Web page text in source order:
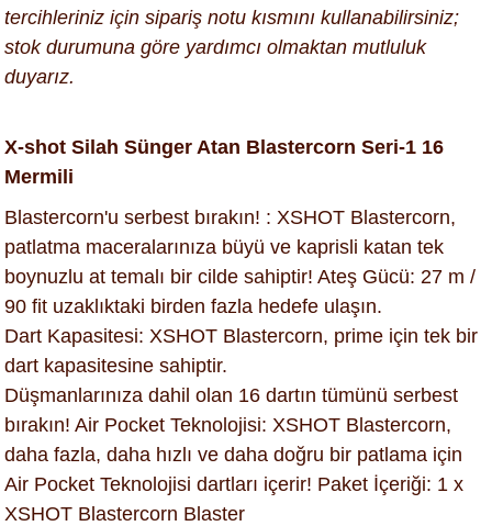
tercihleriniz için sipariş notu kısmını kullanabilirsiniz;
stok durumuna göre yardımcı olmaktan mutluluk
duyarız.
X-shot Silah Sünger Atan Blastercorn Seri-1 16
Mermili
Blastercorn'u serbest bırakın! : XSHOT Blastercorn,
patlatma maceralarınıza büyü ve kaprisli katan tek
boynuzlu at temalı bir cilde sahiptir! Ateş Gücü: 27 m /
90 fit uzaklıktaki birden fazla hedefe ulaşın.
Dart Kapasitesi: XSHOT Blastercorn, prime için tek bir
dart kapasitesine sahiptir.
Düşmanlarınıza dahil olan 16 dartın tümünü serbest
bırakın! Air Pocket Teknolojisi: XSHOT Blastercorn,
daha fazla, daha hızlı ve daha doğru bir patlama için
Air Pocket Teknolojisi dartları içerir! Paket İçeriği: 1 x
XSHOT Blastercorn Blaster